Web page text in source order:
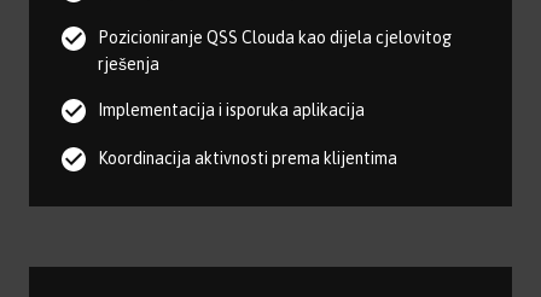
Pozicioniranje QSS Clouda kao dijela cjelovitog
rješenja
Implementacija i isporuka aplikacija
Koordinacija aktivnosti prema klijentima